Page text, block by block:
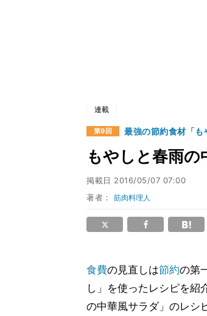
連載
第9回 最強の節約食材「
もやしと春雨の
掲載日 2016/05/07 07:00
著者：筋肉料理人
食費の見直しは節約の第
し」を使ったレシピを紹
の中華風サラダ」のレシ